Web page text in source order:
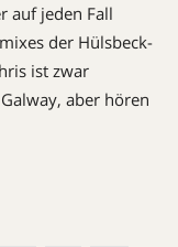
auf jeden Fall
der Hülsbeck-
ist zwar
aber hören